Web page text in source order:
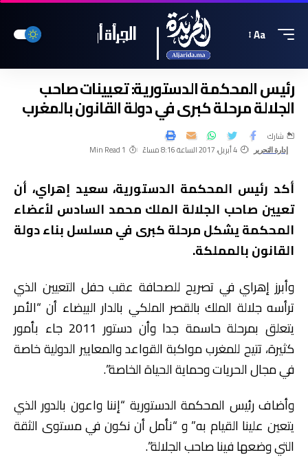
Aa
رئيس المحكمة الدستورية: تعيينات صاحب
الجلالة مرحلة كبرى في دولة القانون بالمغرب
إدارة التحرير 4 أبريل، 2017 الساعة 8:16 مساءً 1 Min Read
شارك
أكد رئيس المحكمة الدستورية، سعيد إهراي، أن
تعيين صاحب الجلالة الملك محمد السادس لأعضاء
المحكمة يشكل مرحلة كبرى في مسلسل بناء دولة
القانون بالمملكة.
وأبرز إهراي في تصريح للصحافة عقب حفل التعيين الذي
ترأسه جلالة الملك بالقصر الملكي بالدار البيضاء أن “الأمر
يتعلق بمرحلة حاسمة جدا وأن دستور 2011 جاء بأمور
كثيرة، تتيح للمغرب مواكبة القواعد والمعايير الدولية خاصة
في مجال الحريات وحماية الحياة الخاصة”.
وأضاف رئيس المحكمة الدستورية “إننا واعون بالدور الذي
يتعين علينا القيام به” و “نأمل أن نكون في مستوى الثقة
التي وضعها فينا صاحب الجلالة”.